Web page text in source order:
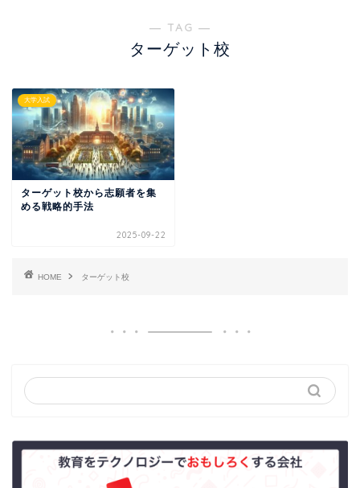
― TAG ―
ターゲット校
大学入試
ターゲット校から志願者を集
める戦略的手法
2025-09-22
HOME ターゲット校